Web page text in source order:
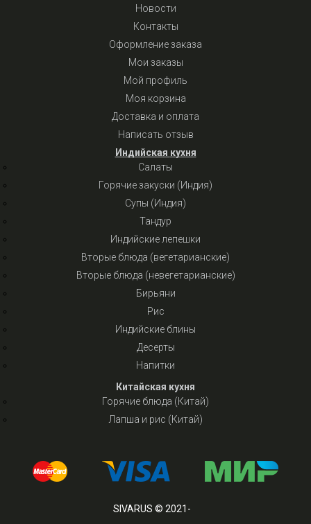
Новости
Контакты
Оформление заказа
Мои заказы
Мой профиль
Моя корзина
Доставка и оплата
Написать отзыв
Индийская кухня
Салаты
Горячие закуски (Индия)
Супы (Индия)
Тандур
Индийские лепешки
Вторые блюда (вегетарианские)
Вторые блюда (невегетарианские)
Бирьяни
Рис
Индийские блины
Десерты
Напитки
Китайская кухня
Горячие блюда (Китай)
Лапша и рис (Китай)
SIVARUS © 2021-